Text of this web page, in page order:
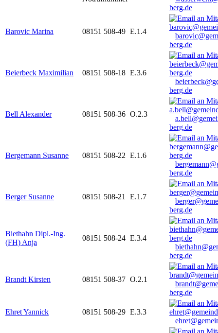
berg.de
Barovic Marina 08151 508-49 E.1.4
berg.de
Beierbeck Maximilian 08151 508-18 E.3.6
berg.de
Bell Alexander 08151 508-36 O.2.3
berg.de
Bergemann Susanne 08151 508-22 E.1.6
berg.de
Berger Susanne 08151 508-21 E.1.7
berg.de
Biethahn Dipl.-Ing.
(FH) Anja
08151 508-24 E.3.4
berg.de
Brandt Kirsten 08151 508-37 O.2.1
berg.de
Ehret Yannick 08151 508-29 E.3.3